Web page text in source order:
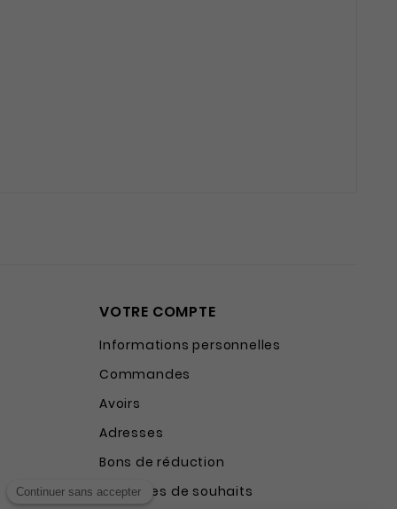
VOTRE COMPTE
Informations personnelles
Commandes
Avoirs
Adresses
Bons de réduction
Mes listes de souhaits